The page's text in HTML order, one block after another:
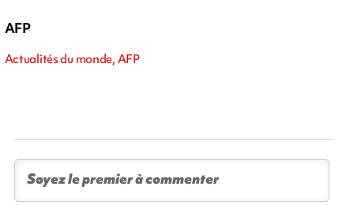
AFP
Actualités du monde, AFP